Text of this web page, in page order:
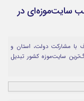
سایت‌موزه‌ای در
با مشارکت دولت، استان و
سایت‌موزه کشور تبدیل